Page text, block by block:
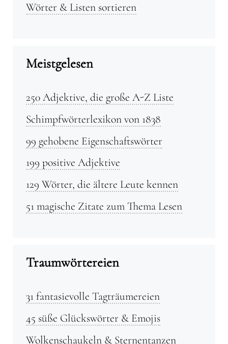
Wörter & Listen sortieren
Meistgelesen
250 Adjektive, die große A-Z Liste
Schimpfwörterlexikon von 1838
99 gehobene Eigenschaftswörter
199 positive Adjektive
129 Wörter, die ältere Leute kennen
51 magische Zitate zum Thema Lesen
Traumwörtereien
31 fantasievolle Tagträumereien
45 süße Glückswörter & Emojis
Wolkenschaukeln & Sternentanzen